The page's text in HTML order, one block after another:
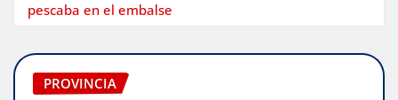
pescaba en el embalse
PROVINCIA